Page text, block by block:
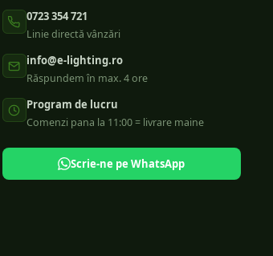
0723 354 721
Linie directă vânzări
info@e-lighting.ro
Răspundem în max. 4 ore
Program de lucru
Comenzi pana la 11:00 = livrare maine
Scrie-ne pe WhatsApp